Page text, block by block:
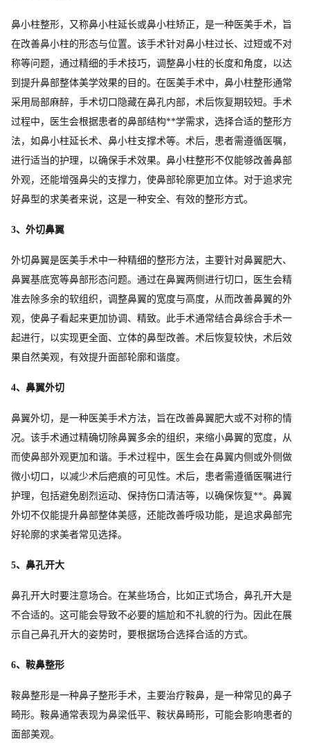
鼻小柱整形，又称鼻小柱延长或鼻小柱矫正，是一种医美手术，旨
在改善鼻小柱的形态与位置。该手术针对鼻小柱过长、过短或不对
称等问题，通过精细的手术技巧，调整鼻小柱的长度和角度，以达
到提升鼻部整体美学效果的目的。在医美手术中，鼻小柱整形通常
采用局部麻醉，手术切口隐藏在鼻孔内部，术后恢复期较短。手术
过程中，医生会根据患者的鼻部结构**学需求，选择合适的整形方
法，如鼻小柱延长术、鼻小柱支撑术等。术后，患者需遵循医嘱，
进行适当的护理，以确保手术效果。鼻小柱整形不仅能够改善鼻部
外观，还能增强鼻尖的支撑力，使鼻部轮廓更加立体。对于追求完
好鼻型的求美者来说，这是一种安全、有效的整形方式。
3、外切鼻翼
外切鼻翼是医美手术中一种精细的整形方法，主要针对鼻翼肥大、
鼻翼基底宽等鼻部形态问题。通过在鼻翼两侧进行切口，医生会精
准去除多余的软组织，调整鼻翼的宽度与高度，从而改善鼻翼的外
观，使鼻子看起来更加协调、精致。此手术通常结合鼻综合手术一
起进行，以实现更全面、立体的鼻型改善。术后恢复较快，术后效
果自然美观，有效提升面部轮廓和谐度。
4、鼻翼外切
鼻翼外切，是一种医美手术方法，旨在改善鼻翼肥大或不对称的情
况。该手术通过精确切除鼻翼多余的组织，来缩小鼻翼的宽度，从
而使鼻部外观更加和谐。手术过程中，医生会在鼻翼内侧或外侧做
微小切口，以减少术后疤痕的可见性。术后，患者需遵循医嘱进行
护理，包括避免剧烈运动、保持伤口清洁等，以确保恢复**。鼻翼
外切不仅能提升鼻部整体美感，还能改善呼吸功能，是追求鼻部完
好轮廓的求美者常见选择。
5、鼻孔开大
鼻孔开大时要注意场合。在某些场合，比如正式场合，鼻孔开大是
不合适的。这可能会导致不必要的尴尬和不礼貌的行为。因此在展
示自己鼻孔开大的姿势时，要根据场合选择合适的方式。
6、鞍鼻整形
鞍鼻整形是一种鼻子整形手术，主要治疗鞍鼻，是一种常见的鼻子
畸形。鞍鼻通常表现为鼻梁低平、鞍状鼻畸形，可能会影响患者的
面部美观。